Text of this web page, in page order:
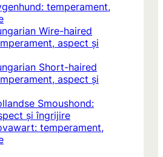
temperament,
Wire-haired
aspect și
Short-haired
aspect și
Smoushond:
și îngrijire
temperament,